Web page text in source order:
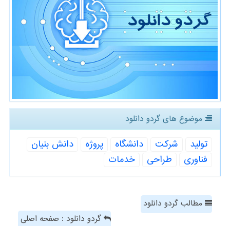
موضوع های گردو دانلود
تولید شركت دانشگاه پروژه
دانش بنیان
فناوری
طراحی خدمات
مطالب گردو دانلود
گردو دانلود : صفحه اصلی